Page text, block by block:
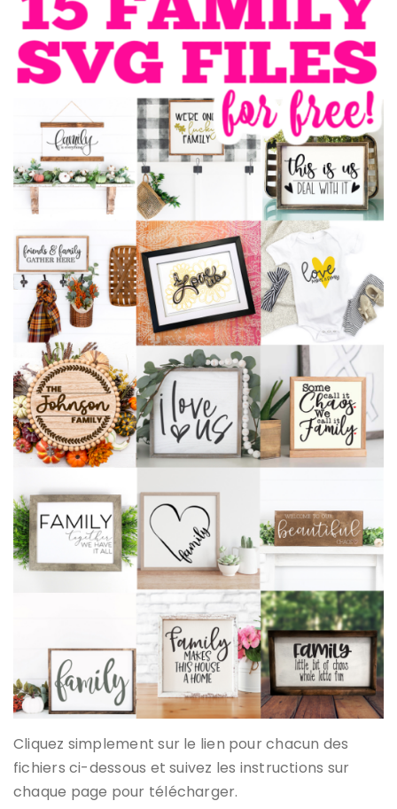
Cliquez simplement sur le lien pour chacun des
fichiers ci-dessous et suivez les instructions sur
chaque page pour télécharger.